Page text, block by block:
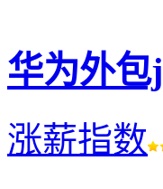
华为外包
涨薪指数